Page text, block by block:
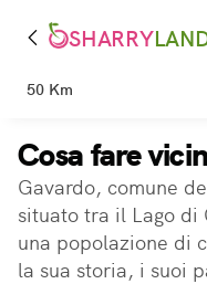
SHARRY
50 Km
Cosa fare
Gavardo, comune
situato tra il Lago di
una popolazione di
la sua storia, i suoi